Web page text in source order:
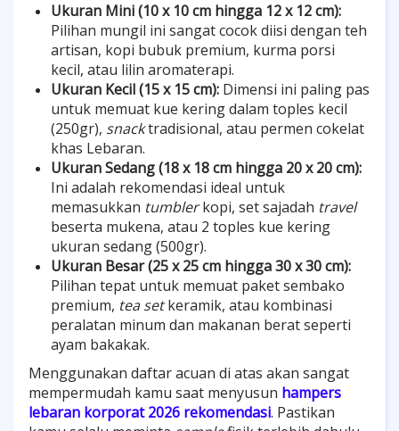
Ukuran Mini (10 x 10 cm hingga 12 x 12 cm):
Pilihan mungil ini sangat cocok diisi dengan teh
artisan, kopi bubuk premium, kurma porsi
kecil, atau lilin aromaterapi.
Ukuran Kecil (15 x 15 cm): Dimensi ini paling pas
untuk memuat kue kering dalam toples kecil
(250gr), snacktradisional, atau permen cokelat
khas Lebaran.
Ukuran Sedang (18 x 18 cm hingga 20 x 20 cm):
Ini adalah rekomendasi ideal untuk
memasukkan tumblerkopi, set sajadah travel
beserta mukena, atau 2 toples kue kering
ukuran sedang (500gr).
Ukuran Besar (25 x 25 cm hingga 30 x 30 cm):
Pilihan tepat untuk memuat paket sembako
premium, tea setkeramik, atau kombinasi
peralatan minum dan makanan berat seperti
ayam bakakak.
Menggunakan daftar acuan di atas akan sangat
mempermudah kamu saat menyusun hampers
lebaran korporat 2026 rekomendasi. Pastikan